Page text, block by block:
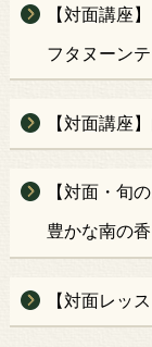
【対面講座
フタヌーン
【対面講座
【対面・旬
豊かな南の
【対面レッ